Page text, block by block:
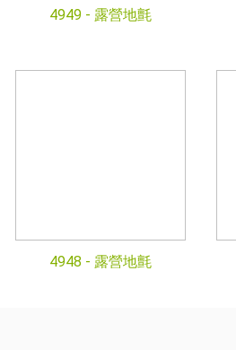
4949 - 露營地氈
4948 - 露營地氈